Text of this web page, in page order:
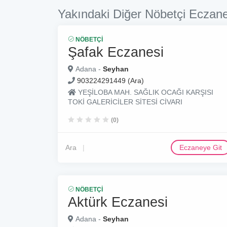
Yakındaki Diğer Nöbetçi
NÖBETÇI
Şafak Eczanesi
Adana - Seyhan
903224291449 (Ara)
YEŞİLOBA MAH. SAĞLIK OCAĞI KARŞISI
TOKİ GALERİCİLER SİTESİ CİVARI
(0)
Ara Eczaneye Git
NÖBETÇI
Aktürk Eczanesi
Adana - Seyhan